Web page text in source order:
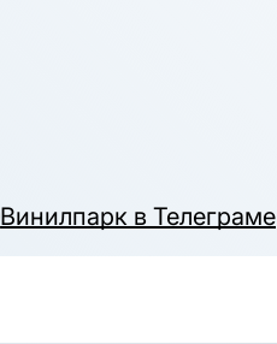
Винилпарк в Телеграме